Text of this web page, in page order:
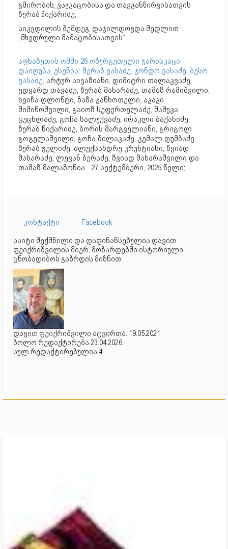
გმირობის, ვაჟკაცობისა და თავგანწირვისათვის
ზურაბ წიქარიძე,
სიკვდილის შემდეგ, დაჯილდოვდა მედლით
„მხედრული მამაცობისათვის“.
აფხაზეთის ომში 26 ოზურგეთელი ჯარისკაცი
დაიღუპა, ესენია: მერაბ ვასაძე, ჯონდო ვასაძე, ბესო
ვასაძე, არტურ აივაზიანი, დიმიტრი თალაკვაძე,
ედვარდ თავაძე, ზურაბ მახარაძე, თამაზ რამიშვილი,
ხვიჩა ღლონტი, ზაზა ჯანხოთელი, აკაკი
მიმინოშვილი, გაიოზ სეფერთელაძე, მამუკა
ცეცხლაძე, გოჩა სალუქვაძე, ირაკლი ბაქანიძე,
ზურაბ წიქარიძე, ბორის მარგველიანი, გრიგოლ
გოგელაშვილი, გოჩა შილაკაძე, ჯემალ დუმბაძე,
ზურაბ ჭელიძე, ალექსანდრე კრუნტიანი, ზვიად
მახარაძე, ლევან ბერაძე, ზვიად მახარაშვილი და
თამაზ მალაზონია. 27 სექტემბერი, 2025 წელი;
კონტაქტი
Facebook
საიტი შექმნილი და დაფინანსებულია დავით
ფეიქრიშვილის მიერ, მოზარდებში ისტორიული
ცნობადიბოს გაზრდის მიზნით.
დავით ფეიქრიშვილი ატვირთა: 19.05.2021
ბოლო რედაქტირება 23.04.2026
სულ რედაქტირებულია 4